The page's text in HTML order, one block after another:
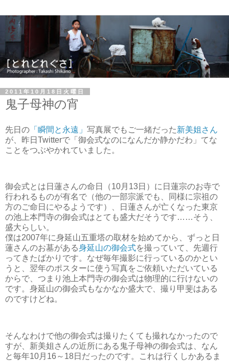
2011年10月18日火曜日
鬼子母神の宵
先日の 「瞬間と永遠」 写真展でもご一緒だった新美姐さん
が、昨日Twitterで「御会式なのになんだか静かだわ」てな
ことをつぶやかれていました。
御会式とは日蓮さんの命日（10月13日）に日蓮宗のお寺で
行われるものが有名で（他の一部宗派でも、同様に宗祖の
方のご命日にやるようです）、日蓮さんが亡くなった東京
の池上本門寺の御会式はとても盛大だそうです……そう、
盛大らしい。
僕は2007年に身延山五重塔の取材を始めてから、ずっと日
蓮さんのお墓がある身延山の御会式を撮っていて、先週行
ってきたばかりです。なぜ毎年撮影に行っているのかとい
うと、翌年のポスターに使う写真をご依頼いただいている
からで、つまり池上本門寺の御会式は物理的に行けないの
です。身延山の御会式もなかなか盛大で、撮り甲斐はある
のですけどね。
そんなわけで他の御会式は撮りたくても撮れなかったので
すが、新美姐さんの近所にある鬼子母神の御会式は、なん
と毎年10月16～18日だったのです。これは行くしかあるま